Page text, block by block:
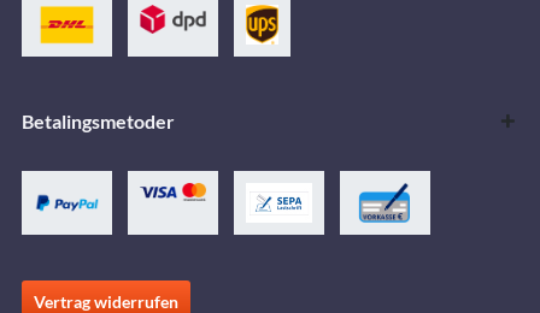
Betalingsmetoder
Vertrag widerrufen